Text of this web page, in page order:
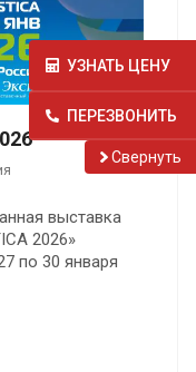
выставка
2026»
по 30 января
УЗНАТЬ ЦЕНУ
ПЕРЕЗВОНИТЬ
Cвернуть